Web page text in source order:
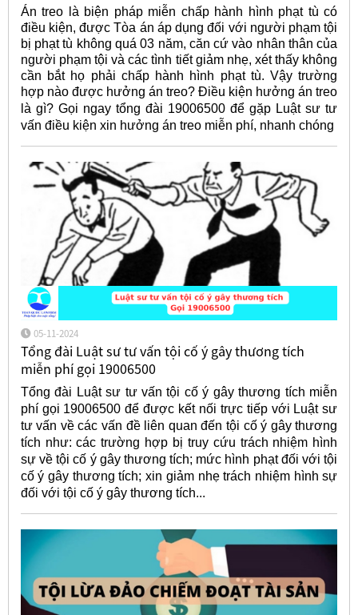
Án treo là biện pháp miễn chấp hành hình phạt tù có
điều kiện, được Tòa án áp dụng đối với người phạm tội
bị phạt tù không quá 03 năm, căn cứ vào nhân thân của
người phạm tội và các tình tiết giảm nhẹ, xét thấy không
cần bắt họ phải chấp hành hình phạt tù. Vậy trường
hợp nào được hưởng án treo? Điều kiện hưởng án treo
là gì? Gọi ngay tổng đài 19006500 để gặp Luật sưtư
vấn điều kiện xin hưởng án treo miễn phí, nhanh chóng
05-11-2024
Tổng đài Luật sư tư vấn tội cố ý gây thương tích
miễn phí gọi 19006500
Tổng đài Luật sư tư vấn tội cố ý gây thương tích miễn
phí gọi 19006500 để được kết nối trực tiếp với Luật sư
tư vấn về các vấn đề liên quan đến tội cố ý gây thương
tích như: các trường hợp bị truy cứu trách nhiệm hình
sự về tội cố ý gây thương tích; mức hình phạt đối với tội
cố ý gây thương tích; xin giảm nhẹ trách nhiệm hình sự
đối với tội cố ý gây thương tích...